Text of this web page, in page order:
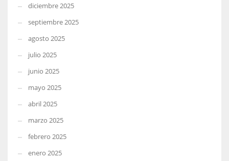
diciembre 2025
septiembre 2025
agosto 2025
julio 2025
junio 2025
mayo 2025
abril 2025
marzo 2025
febrero 2025
enero 2025